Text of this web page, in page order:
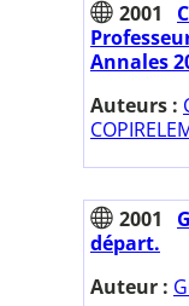
2001
Annales
Auteurs :
2001
départ.
Auteur :